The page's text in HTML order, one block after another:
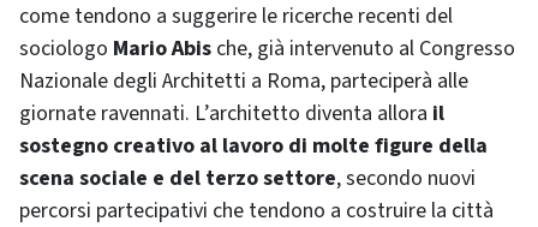
come tendono a suggerire le ricerche recenti del
sociologo Mario Abis che, già intervenuto al Congresso
Nazionale degli Architetti a Roma, parteciperà alle
giornate ravennati. L’architetto diventa allora il
sostegno creativo al lavoro di molte figure della
scena sociale e del terzo settore, secondo nuovi
percorsi partecipativi che tendono a costruire la città